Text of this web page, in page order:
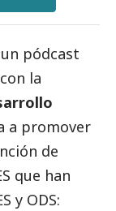
pódcast
la
a promover
de
que han
y ODS: